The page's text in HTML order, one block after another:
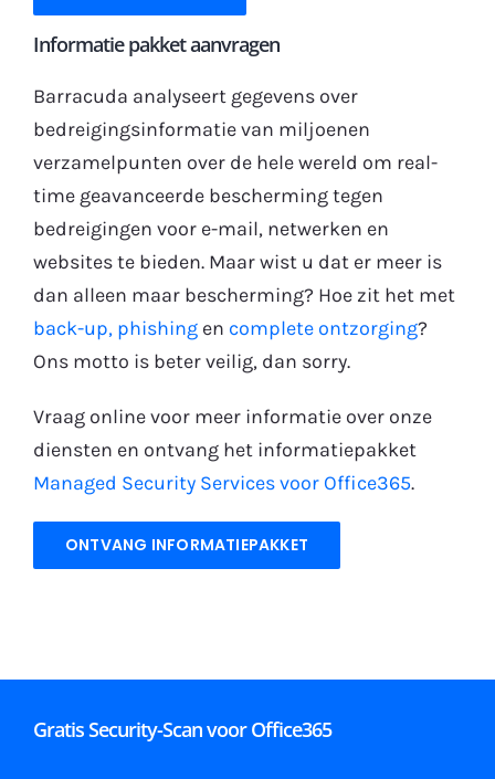
Informatie pakket aanvragen
Barracuda analyseert gegevens over
bedreigingsinformatie van miljoenen
verzamelpunten over de hele wereld om real-
time geavanceerde bescherming tegen
bedreigingen voor e-mail, netwerken en
websites te bieden. Maar wist u dat er meer is
dan alleen maar bescherming? Hoe zit het met
back-up, phishingen complete ontzorging?
Ons motto is beter veilig, dan sorry.
Vraag online voor meer informatie over onze
diensten en ontvang het informatiepakket
Managed Security Services voor Office365.
ONTVANG INFORMATIEPAKKET
Gratis Security-Scan voor Office365